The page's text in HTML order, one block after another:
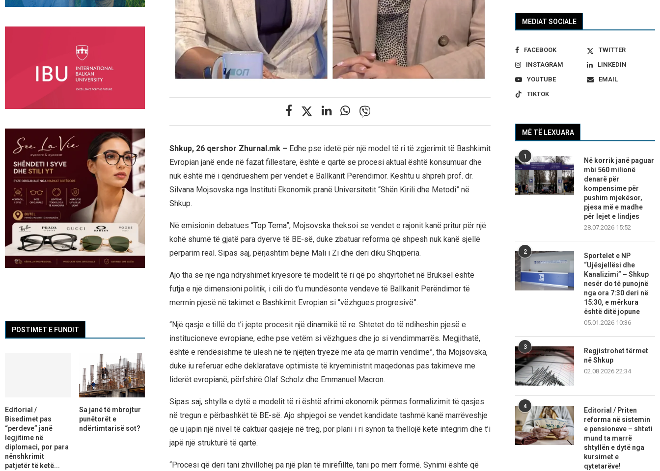
Shkup, 26 qershor Zhurnal.mk – Edhe pse idetë për një model të ri të zgjerimit të Bashkimit
Evropian janë ende në fazat fillestare, është e qartë se procesi aktual është konsumuar dhe
nuk është më i qëndrueshëm për vendet e Ballkanit Perëndimor. Kështu u shpreh prof. dr.
Silvana Mojsovska nga Instituti Ekonomik pranë Universitetit “Shën Kirili dhe Metodi” në
Shkup.
Në emisionin debatues “Top Tema”, Mojsovska theksoi se vendet e rajonit kanë pritur për një
kohë shumë të gjatë para dyerve të BE-së, duke zbatuar reforma që shpesh nuk kanë sjellë
përparim real. Sipas saj, përjashtim bëjnë Mali i Zi dhe deri diku Shqipëria.
Ajo tha se një nga ndryshimet kryesore të modelit të ri që po shqyrtohet në Bruksel është
futja e një dimensioni politik, i cili do t’u mundësonte vendeve të Ballkanit Perëndimor të
merrnin pjesë në takimet e Bashkimit Evropian si “vëzhgues progresivë”.
“Një qasje e tillë do t’i jepte procesit një dinamikë të re. Shtetet do të ndiheshin pjesë e
institucioneve evropiane, edhe pse vetëm si vëzhgues dhe jo si vendimmarrës. Megjithatë,
është e rëndësishme të ulesh në të njëjtën tryezë me ata që marrin vendime”, tha Mojsovska,
duke iu referuar edhe deklaratave optimiste të kryeministrit maqedonas pas takimeve me
liderët evropianë, përfshirë Olaf Scholz dhe Emmanuel Macron.
Sipas saj, shtylla e dytë e modelit të ri është afrimi ekonomik përmes formalizimit të qasjes
në tregun e përbashkët të BE-së. Ajo shpjegoi se vendet kandidate tashmë kanë marrëveshje
që u japin një nivel të caktuar qasjeje në treg, por plani i ri synon ta thellojë këtë integrim dhe t’i
japë një strukturë të qartë.
“Procesi që deri tani zhvillohej pa një plan të mirëfilltë, tani po merr formë. Synimi është që
MEDIAT SOCIALE
FACEBOOK
TWITTER
INSTAGRAM
LINKEDIN
YOUTUBE
EMAIL
TIKTOK
MË TË LEXUARA
1
Në korrik janë paguar
mbi 560 milionë
denarë për
kompensime për
pushim mjekësor,
pjesa më e madhe
për lejet e lindjes
28.07.2026 15:52
2
Sportelet e NP
“Ujësjellësi dhe
Kanalizimi” – Shkup
nesër do të punojnë
nga ora 7:30 deri në
15:30, e mërkura
është ditë jopune
05.01.2026 10:36
3
Regjistrohet tërmet
në Shkup
02.08.2026 22:34
4
Editorial / Priten
reforma në sistemin
e pensioneve – shteti
mund ta marrë
shtyllën e dytë nga
kursimet e
qytetarëve!
POSTIMET E FUNDIT
Editorial /
Bisedimet pas
“perdeve” janë
legjitime në
diplomaci, por para
nënshkrimit
patjetër të ketë...
Sa janë të mbrojtur
punëtorët e
ndërtimtarisë sot?